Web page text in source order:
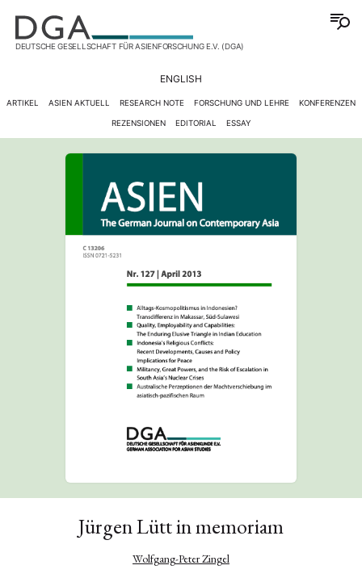
DEUTSCHE GESELLSCHAFT FÜR ASIENFORSCHUNG E.V. (DGA)
ENGLISH
ARTIKEL ASIEN AKTUELL RESEARCH NOTE FORSCHUNG UND LEHRE KONFERENZEN
REZENSIONEN EDITORIAL ESSAY
Jürgen Lütt in memoriam
Wolfgang-Peter Zingel